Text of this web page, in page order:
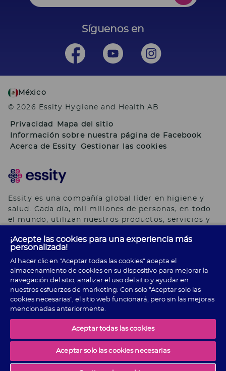
Síguenos en
México
© 2026 Essity Hygiene and Health AB
Privacidad
Mapa del sitio
Información sobre nuestra página de Facebook
Acerca de Essity
Gestionar las cookies
Essity es una compañía global líder en higiene y
salud. Cada día, mil millones de personas, en todo
el mundo, utilizan nuestros productos, servicios y
por el bienestar en beneficio de consumidores,
pacientes, cuidadores, clientes y la sociedad en
general. Vendemos en aproximadamente 150 países
bajo las principales marcas globales TENA y Tork,
así como otras marcas como Actimove, Cutimed,
JOBST, Knix, Leukoplast, Libero, Libresse, Lotus,
Modibodi, Nosotras, Saba, Tempo, TOM Organic y
aproximadamente 13 mil millones de euros y
está ubicada en Estocolmo, Suecia, y Essity cotiza
¡Acepte las cookies para una experiencia más
personalizada!
Al hacer clic en "Aceptar todas las cookies" acepta el
almacenamiento de cookies en su dispositivo para mejorar la
navegación del sitio, analizar el uso del sitio y ayudar en
nuestros esfuerzos de marketing. Con solo "Aceptar solo las
cookies necesarias", el sitio web funcionará, pero sin las mejoras
mencionadas anteriormente.
Aceptar todas las cookies
Aceptar solo las cookies necesarias